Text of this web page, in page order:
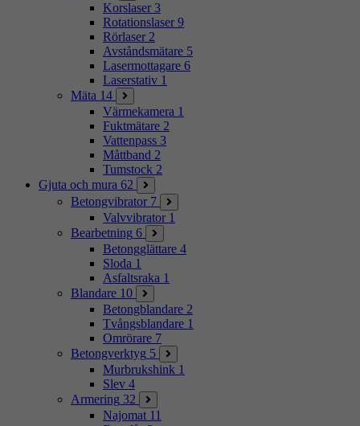
Korslaser 3
Rotationslaser 9
Rörlaser 2
Avståndsmätare 5
Lasermottagare 6
Laserstativ 1
Mäta 14
Värmekamera 1
Fuktmätare 2
Vattenpass 3
Måttband 2
Tumstock 2
Gjuta och mura 62
Betongvibrator 7
Valvvibrator 1
Bearbetning 6
Betongglättare 4
Sloda 1
Asfaltsraka 1
Blandare 10
Betongblandare 2
Tvångsblandare 1
Omrörare 7
Betongverktyg 5
Murbrukshink 1
Slev 4
Armering 32
Najomat 11